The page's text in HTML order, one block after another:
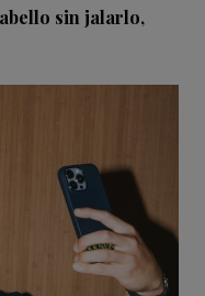
sin jalarlo,